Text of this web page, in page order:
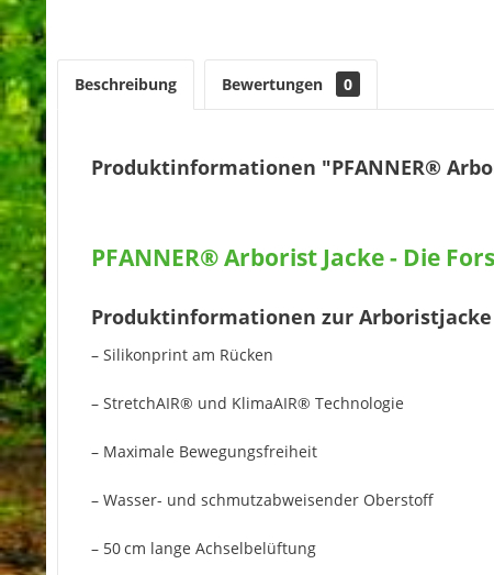
Beschreibung Bewertungen 0
Produktinformationen "PFANNER®
PFANNER® Arborist Jacke - Die
Produktinformationen zur Arboristjacke
– Silikonprint am Rücken
– StretchAIR® und KlimaAIR® Technologie
– Maximale Bewegungsfreiheit
– Wasser- und schmutzabweisender Oberstoff
– 50 cm lange Achselbelüftung